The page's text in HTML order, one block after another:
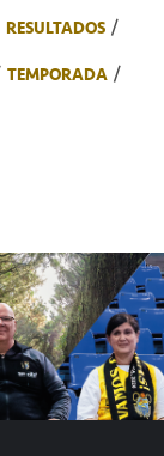
RESULTADOS
TEMPORADA